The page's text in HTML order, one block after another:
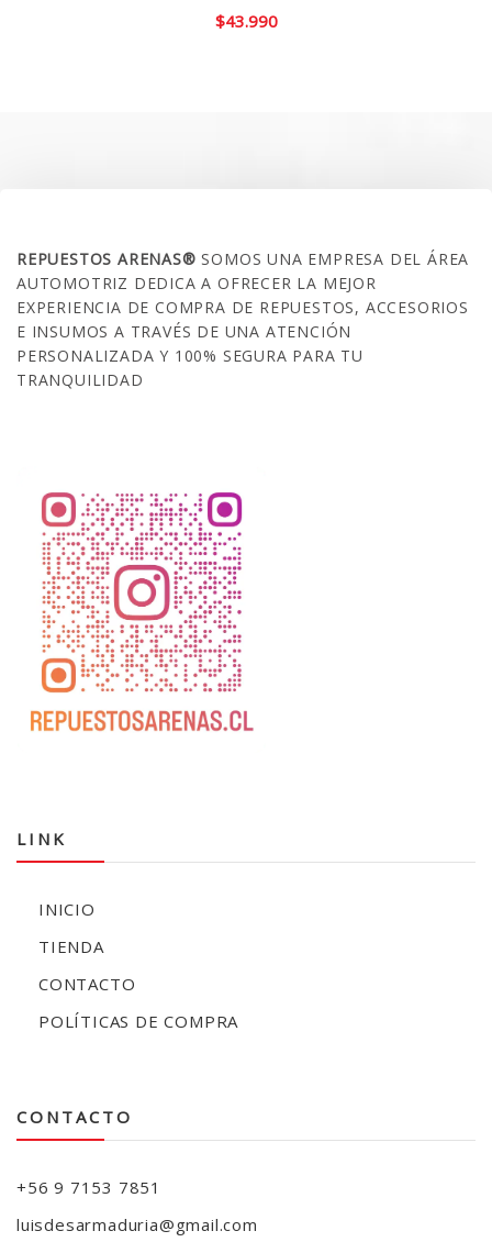
$43.990
REPUESTOS ARENAS®SOMOS UNA EMPRESA DEL ÁREA
AUTOMOTRIZ DEDICA A OFRECER LA MEJOR
EXPERIENCIA DE COMPRA DE REPUESTOS, ACCESORIOS
E INSUMOS A TRAVÉS DE UNA ATENCIÓN
PERSONALIZADA Y 100% SEGURA PARA TU
TRANQUILIDAD
LINK
INICIO
TIENDA
CONTACTO
POLÍTICAS DE COMPRA
CONTACTO
+56 9 7153 7851
luisdesarmaduria@gmail.com